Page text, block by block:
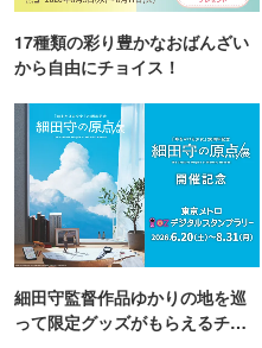
17種類の彩り豊かなおばんざい
から自由にチョイス！
細田守監督作品ゆかりの地を巡
って限定グッズがもらえるチャ